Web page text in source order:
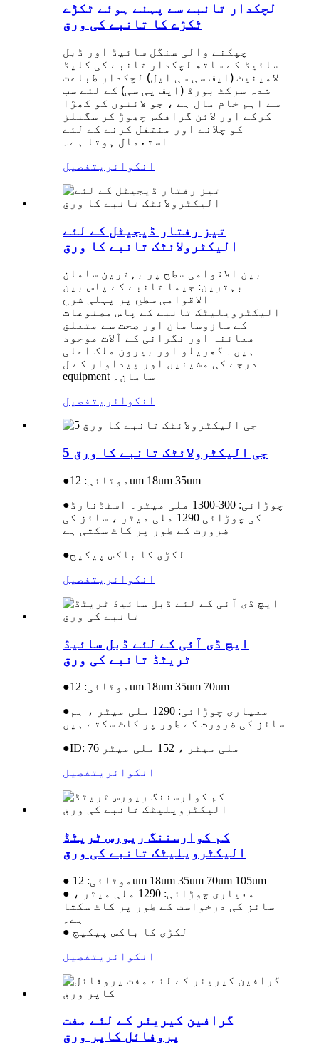
لچکدار تانبے سے پہنے ہوئے ٹکڑے
ٹکڑے کا تانبے کی ورق
چپکنے والی سنگل سائیڈ اور ڈبل
سائیڈ کے ساتھ لچکدار تانبے کی کلیڈ
لامینیٹ (ایف سی سی ایل) لچکدار طباعت
شدہ سرکٹ بورڈ (ایف پی سی) کے لئے سب
سے اہم خام مال ہے ، جو لائنوں کو کھڑا
کرکے اور لائن گرافکس چھوڑ کر سگنلز
کو چلانے اور منتقل کرنے کے لئے
استعمال ہوتا ہے۔
انکوائری تفصیل
تیز رفتار ڈیجیٹل کے لئے
الیکٹرولائٹک تانبے کا ورق
بین الاقوامی سطح پر بہترین سامان
بہترین: جیما تانبے کے پاس بین
الاقوامی سطح پر پہلی شرح
الیکٹرویلیٹک تانبے کے پاس مصنوعات
کے سازوسامان اور صحت سے متعلق
معائنہ اور نگرانی کے آلات موجود
ہیں۔ گھریلو اور بیرون ملک اعلی
درجے کی مشینیں اور پیداوار کے ل
equipment سامان۔
انکوائریتفصیل
5 جی الیکٹرولائٹک تانبے کا ورق
●
موٹائی: 12um 18um 35um
● چوڑائی: 300-1300 ملی میٹر۔ اسٹڈنارڈ
کی چوڑائی 1290 ملی میٹر ، سائز کی
ضرورت کے طور پر کاٹ سکتی ہے
●لکڑی کا باکس پیکیج
انکوائری تفصیل
ایچ ڈی آئی کے لئے ڈبل سائیڈ
ٹریٹڈ تانبے کی ورق
●
موٹائی: 12um 18um 35um 70um
● معیاری چوڑائی: 1290 ملی میٹر ، ہم
سائز کی ضرورت کے طور پر کاٹ سکتے ہیں
●
ID: 76 ملی میٹر ، 152 ملی میٹر
انکوائری تفصیل
کم کوارسننگ ریورس ٹریٹڈ
الیکٹرویلیٹک تانبے کی ورق
● موٹائی: 12um 18um 35um 70um 105um
● معیاری چوڑائی: 1290 ملی میٹر ،
سائز کی درخواست کے طور پر کاٹ سکتا
ہے۔
● لکڑی کا باکس پیکیج
انکوائری تفصیل
گرافین کیریئر کے لئے مفت
پروفائل کاپر ورق